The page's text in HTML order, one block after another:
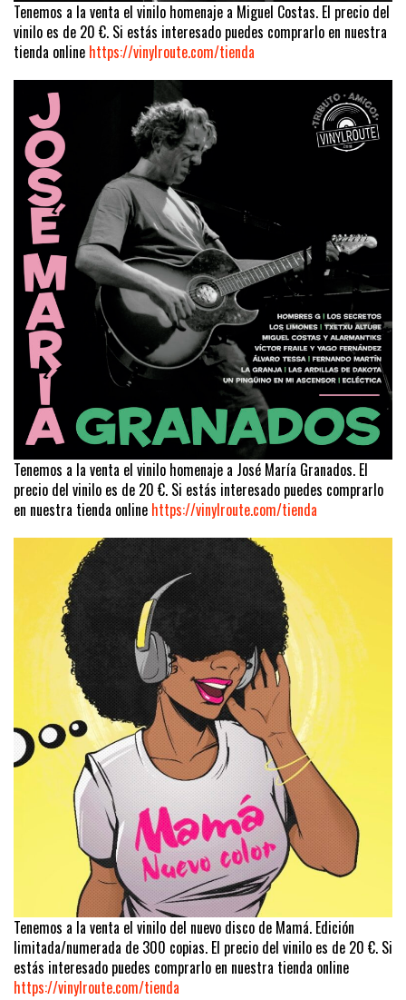
Tenemos a la venta el vinilo homenaje a Miguel Costas. El precio del
vinilo es de 20 €. Si estás interesado puedes comprarlo en nuestra
tienda online https://vinylroute.com/tienda
Tenemos a la venta el vinilo homenaje a José María Granados. El
precio del vinilo es de 20 €. Si estás interesado puedes comprarlo
en nuestra tienda online https://vinylroute.com/tienda
Tenemos a la venta el vinilo del nuevo disco de Mamá. Edición
limitada/numerada de 300 copias. El precio del vinilo es de 20 €. Si
estás interesado puedes comprarlo en nuestra tienda online
https://vinylroute.com/tienda